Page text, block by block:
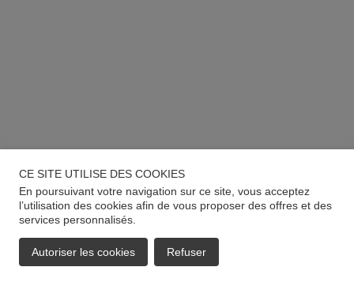
CE SITE UTILISE DES COOKIES
En poursuivant votre navigation sur ce site, vous acceptez
l’utilisation des cookies afin de vous proposer des offres et des
services personnalisés.
Autoriser les cookies Refuser